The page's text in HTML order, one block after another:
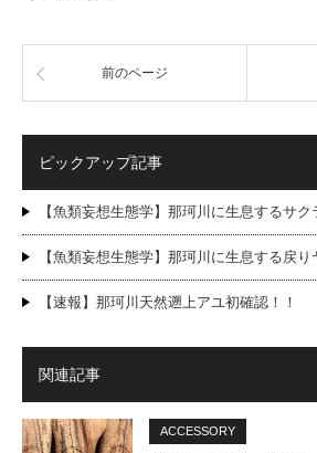
前のページ
ピックアップ記事
【魚類妄想生態学】那珂川に生息するサク
【魚類妄想生態学】那珂川に生息する戻
【速報】那珂川天然遡上アユ初確認！！
関連記事
ACCESSORY